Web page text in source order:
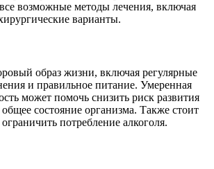
возможные методы лечения, включая
варианты.
образ жизни, включая регулярные
и правильное питание. Умеренная
может помочь снизить риск развития
состояние организма. Также стоит
потребление алкоголя.